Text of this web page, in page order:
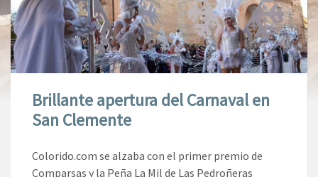
Brillante apertura del Carnaval en
San Clemente
Colorido.com se alzaba con el primer premio de
Comparsas y la Peña La Mil de Las Pedroñeras